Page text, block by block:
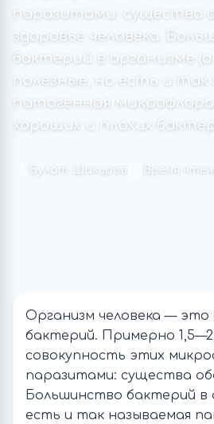
паразитами: существа
здоровье человека.
бактерий в организме
полезные, но есть и так
патогенная
хороших и плохих
Булат Шакиров Время
Организм человека — это
бактерий. Примерно
совокупность этих
паразитами: существа
Большинство бактерий в
есть и так называемая